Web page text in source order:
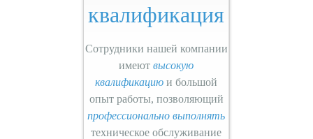
квалификация
Сотрудники нашей компании
имеют высокую
квалификацию и большой
опыт работы, позволяющий
профессионально выполнять
техническое обслуживание